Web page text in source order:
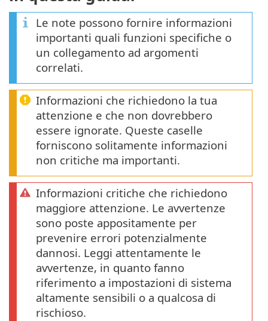
Le note possono fornire informazioni
importanti quali funzioni specifiche o
un collegamento ad argomenti
correlati.
Informazioni che richiedono la tua
attenzione e che non dovrebbero
essere ignorate. Queste caselle
forniscono solitamente informazioni
non critiche ma importanti.
Informazioni critiche che richiedono
maggiore attenzione. Le avvertenze
sono poste appositamente per
prevenire errori potenzialmente
dannosi. Leggi attentamente le
avvertenze, in quanto fanno
riferimento a impostazioni di sistema
altamente sensibili o a qualcosa di
rischioso.